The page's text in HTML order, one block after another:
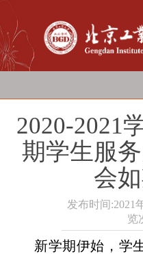
2020-2021
期学生服
会
发布时间:2021
览
新学期伊始，学